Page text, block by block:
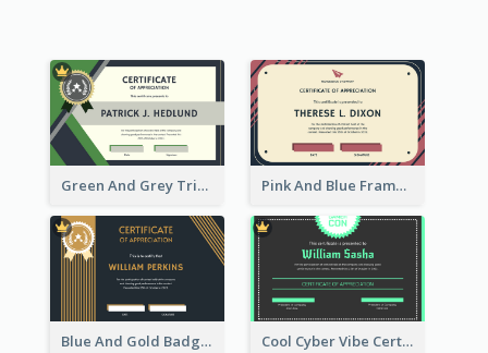
Green And Grey Triangles With Badge Certificate Pink And Blue Frame Company Certificate
Blue And Gold Badge Appreciation Certificate Cool Cyber Vibe Certificate For Gamers